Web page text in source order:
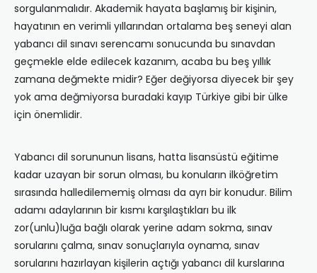
sorgulanmalıdır. Akademik hayata başlamış bir kişinin,
hayatının en verimli yıllarından ortalama beş seneyi alan
yabancı dil sınavı serencamı sonucunda bu sınavdan
geçmekle elde edilecek kazanım, acaba bu beş yıllık
zamana değmekte midir? Eğer değiyorsa diyecek bir şey
yok ama değmiyorsa buradaki kayıp Türkiye gibi bir ülke
için önemlidir.
Yabancı dil sorununun lisans, hatta lisansüstü eğitime
kadar uzayan bir sorun olması, bu konuların ilköğretim
sırasında halledilememiş olması da ayrı bir konudur. Bilim
adamı adaylarının bir kısmı karşılaştıkları bu ilk
zor(unlu)luğa bağlı olarak yerine adam sokma, sınav
sorularını çalma, sınav sonuçlarıyla oynama, sınav
sorularını hazırlayan kişilerin açtığı yabancı dil kurslarına